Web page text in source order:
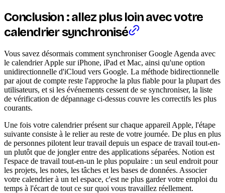
Conclusion : allez plus loin avec votre
calendrier synchronisé
Vous savez désormais comment synchroniser Google Agenda avec
le calendrier Apple sur iPhone, iPad et Mac, ainsi qu'une option
unidirectionnelle d'iCloud vers Google. La méthode bidirectionnelle
par ajout de compte reste l'approche la plus fiable pour la plupart des
utilisateurs, et si les événements cessent de se synchroniser, la liste
de vérification de dépannage ci-dessus couvre les correctifs les plus
courants.
Une fois votre calendrier présent sur chaque appareil Apple, l'étape
suivante consiste à le relier au reste de votre journée. De plus en plus
de personnes pilotent leur travail depuis un espace de travail tout-en-
un plutôt que de jongler entre des applications séparées. Notion est
l'espace de travail tout-en-un le plus populaire : un seul endroit pour
les projets, les notes, les tâches et les bases de données. Associer
votre calendrier à un tel espace, c'est ne plus garder votre emploi du
temps à l'écart de tout ce sur quoi vous travaillez réellement.